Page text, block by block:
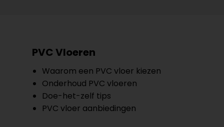
PVC Vloeren
Waarom een PVC vloer kiezen
Onderhoud PVC vloeren
Doe-het-zelf tips
PVC vloer aanbiedingen